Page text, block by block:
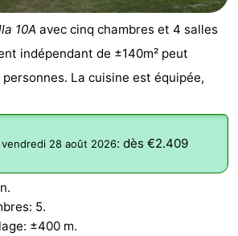
10A avec cinq chambres et 4 salles
indépendant de ±140m² peut
La cuisine est équipée,
vendredi 28 août 2026: dès €2.409
5.
±400 m.